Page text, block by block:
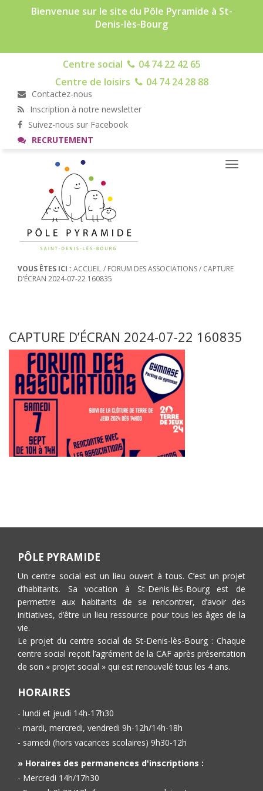
Bienvenue sur le site du Pôle Pyramide à St-
Denis-lès-Bourg
Centre social
04 74 22 42 65
Centre de loisirs
04 74 24 28 88
Contactez-nous
Inscription à notre newsletter
Suivez-nous sur Facebook
RECRUTEMENT
Toggle
VOUS ÊTES ICI : ACCUEIL/ FORUM DES ASSOCIATIONS/ CAPTURE
D’ÉCRAN 2024-07-22 160835
CAPTURE D’ÉCRAN 2024-07-22 160835
PÔLE PYRAMIDE
Un centre social est un lieu ouvert à tous. C’est un projet
d’habitants. Sa vocation à St-Denis-lès-Bourg est de
permettre aux habitants de se rencontrer, d’avoir des
initiatives, d’être un lieu ressource pour tous les âges de la
vie.
Le projet du centre social de St-Denis-lès-Bourg : Chaque
centre social reçoit l’agrément de la CAF après présentation
de son « projet social » qui est renouvelé tous les 4 ans.
HORAIRES
- lundi et jeudi 14h-17h30
- mardi, mercredi, vendredi 9h-12h/14h-18h
- samedi (hors vacances scolaires) 9h30-12h
» Horaires des permanences d'inscriptions :
- Mercredi 14h/17h30